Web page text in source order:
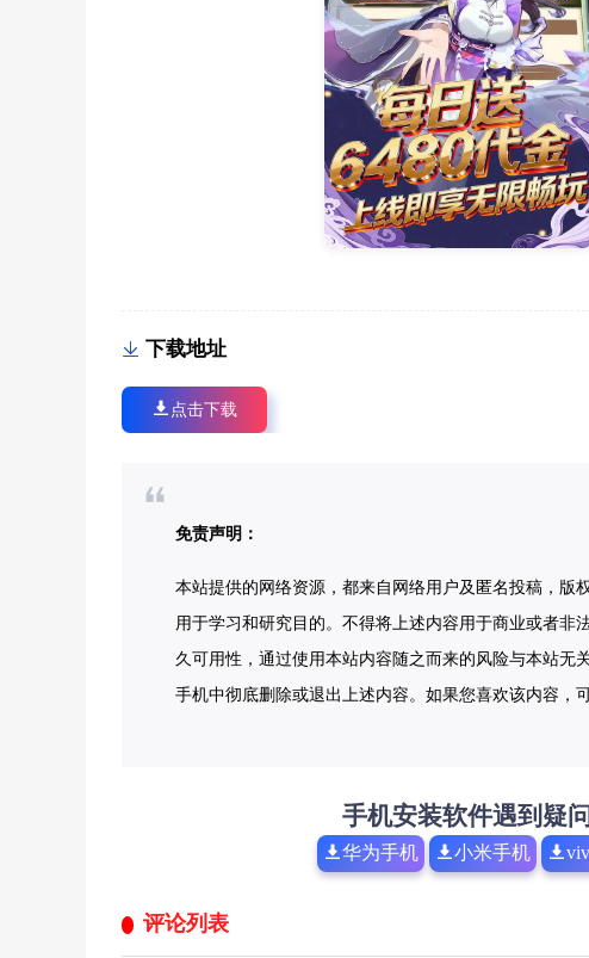
下载地址
点击下载
免责声明：
本站提供的网络资源，都来自网络用户及匿名投稿，版
用于学习和研究目的。不得将上述内容用于商业或者非
久可用性，通过使用本站内容随之而来的风险与本站无
手机中彻底删除或退出上述内容。如果您喜欢该内容，
手机安装软件遇到疑
华为手机 小米手机
评论列表